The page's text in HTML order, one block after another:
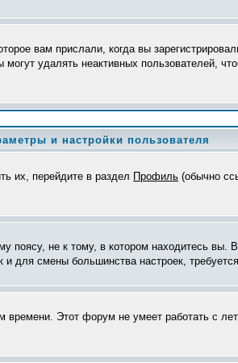
вам прислали, когда вы
удалять неактивных пользователей,
и настройки пользователя
их, перейдите в раздел Профиль (обычно
не к тому, в котором находитесь вы.
для смены большинства настроек,
Этот форум не умеет работать с